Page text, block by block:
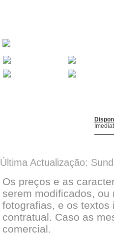
Última Actualização:
Os preços e as
serem modificados, ou
fotografias, e os
contratual. Caso as
comercial.